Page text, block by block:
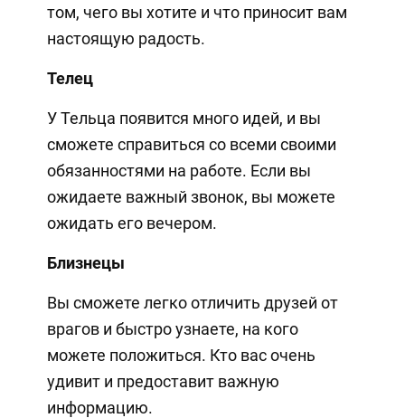
том, чего вы хотите и что приносит вам
настоящую радость.
Телец
У Тельца появится много идей, и вы
сможете справиться со всеми своими
обязанностями на работе. Если вы
ожидаете важный звонок, вы можете
ожидать его вечером.
Близнецы
Вы сможете легко отличить друзей от
врагов и быстро узнаете, на кого
можете положиться. Кто вас очень
удивит и предоставит важную
информацию.